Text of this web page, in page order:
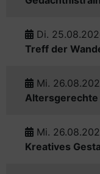
Di.
Treff der
Mi.
Altersgerechte
Mi.
Kreatives